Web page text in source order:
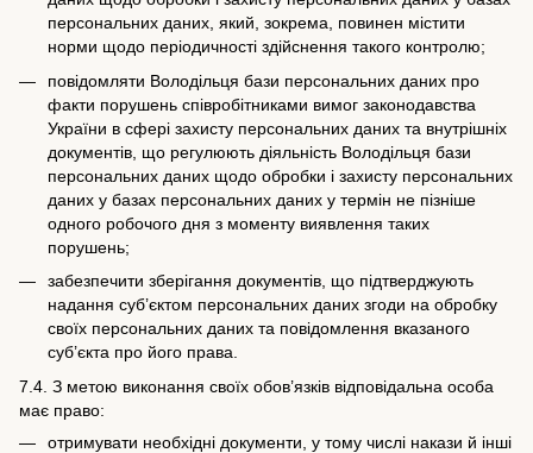
персональних даних, який, зокрема, повинен містити
норми щодо періодичності здійснення такого контролю;
повідомляти Володільця бази персональних даних про
факти порушень співробітниками вимог законодавства
України в сфері захисту персональних даних та внутрішніх
документів, що регулюють діяльність Володільця бази
персональних даних щодо обробки і захисту персональних
даних у базах персональних даних у термін не пізніше
одного робочого дня з моменту виявлення таких
порушень;
забезпечити зберігання документів, що підтверджують
надання суб’єктом персональних даних згоди на обробку
своїх персональних даних та повідомлення вказаного
суб’єкта про його права.
7.4. З метою виконання своїх обов’язків відповідальна особа
має право:
отримувати необхідні документи, у тому числі накази й інші